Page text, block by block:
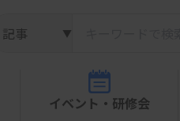
▼
イベント・研修会